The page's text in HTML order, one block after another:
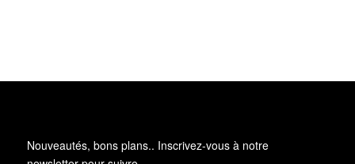
Nouveautés, bons plans.. Inscrivez-vous à notre